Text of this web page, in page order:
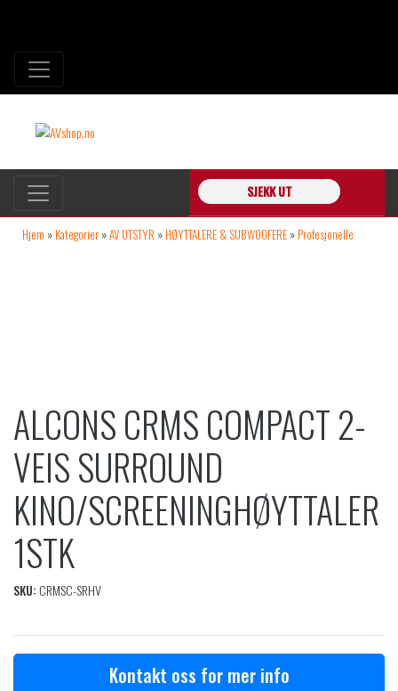
SJEKK UT
Hjem » Kategorier »AV UTSTYR » HØYTTALERE & SUBWOOFERE » Profesjonelle
ALCONS CRMS COMPACT 2-
VEIS SURROUND
KINO/SCREENINGHØYTTALER
1STK
SKU: CRMSC-SRHV
Kontakt oss for mer info